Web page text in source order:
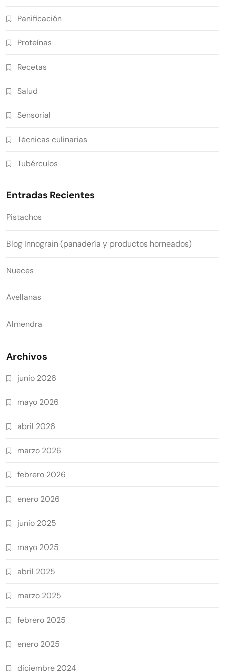
Panificación
Proteínas
Recetas
Salud
Sensorial
Técnicas culinarias
Tubérculos
Entradas Recientes
Pistachos
Blog Innograin (panadería y productos horneados)
Nueces
Avellanas
Almendra
Archivos
junio 2026
mayo 2026
abril 2026
marzo 2026
febrero 2026
enero 2026
junio 2025
mayo 2025
abril 2025
marzo 2025
febrero 2025
enero 2025
diciembre 2024